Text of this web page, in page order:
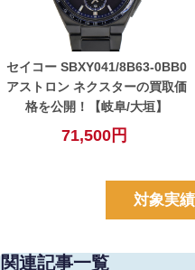
セイコー SBXY041/8B63-0BB0
アストロン ネクスターの買取価
格を公開！【岐阜/大垣】
71,500円
対象実
関連記事一覧